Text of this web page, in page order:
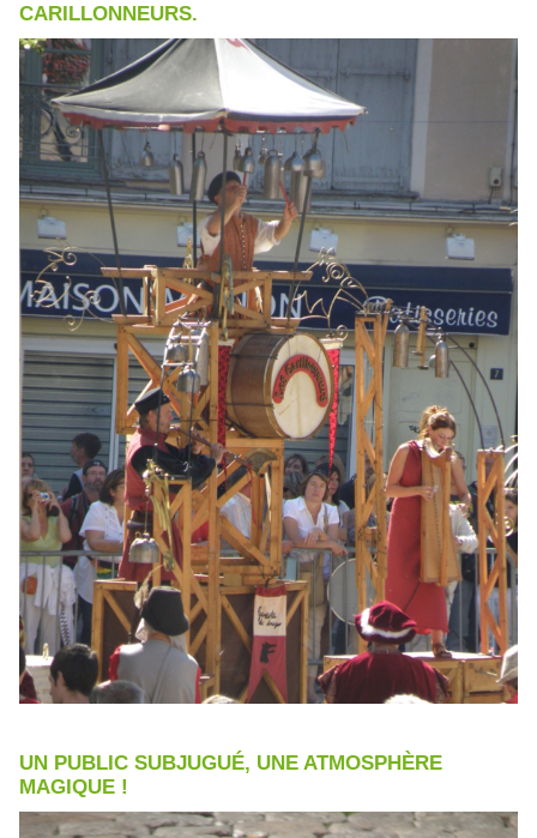
CARILLONNEURS.
UN PUBLIC SUBJUGUÉ, UNE ATMOSPHÈRE
MAGIQUE !